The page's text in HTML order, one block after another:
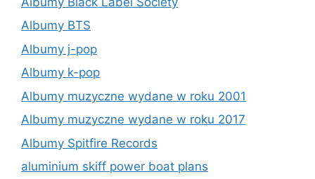
Albumy BTS
Albumy j-pop
Albumy k-pop
Albumy muzyczne wydane w roku 2001
Albumy muzyczne wydane w roku 2017
Albumy Spitfire Records
aluminium skiff power boat plans